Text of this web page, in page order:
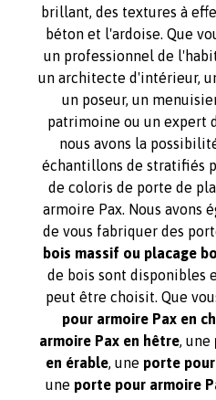
brillant, des textures à
béton et l'ardoise. Que
un professionnel de
un architecte d'intérieur,
un poseur, un
patrimoine ou un expert
nous avons la
échantillons de stratifiés
de coloris de porte de
armoire Pax. Nous avons
de vous fabriquer des
bois massif ou placage
de bois sont disponibles
peut être choisit. Que
pour armoire Pax en
armoire Pax en hêtre, une
en érable, une porte
une porte pour armoire